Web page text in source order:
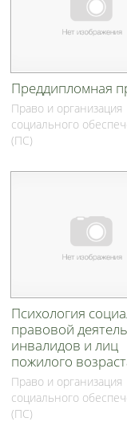
Преддипломная
Право и организация
социального
(ПС)
Психология
правовой
инвалидов и лиц
пожилого
Право и организация
социального
(ПС)